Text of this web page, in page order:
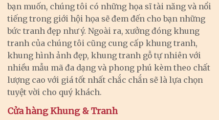
bạn muốn, chúng tôi có những họa sĩ tài năng và nổi
tiếng trong giới hội họa sẽ đem đến cho bạn những
bức tranh đẹp như ý. Ngoài ra, xưởng đóng khung
tranh của chúng tôi cũng cung cấp khung tranh,
khung hình ảnh đẹp, khung tranh gỗ tự nhiên với
nhiều mẫu mã đa dạng và phong phú kèm theo chất
lượng cao với giá tốt nhất chắc chắn sẽ là lựa chọn
tuyệt vời cho quý khách.
Cửa hàng Khung & Tranh